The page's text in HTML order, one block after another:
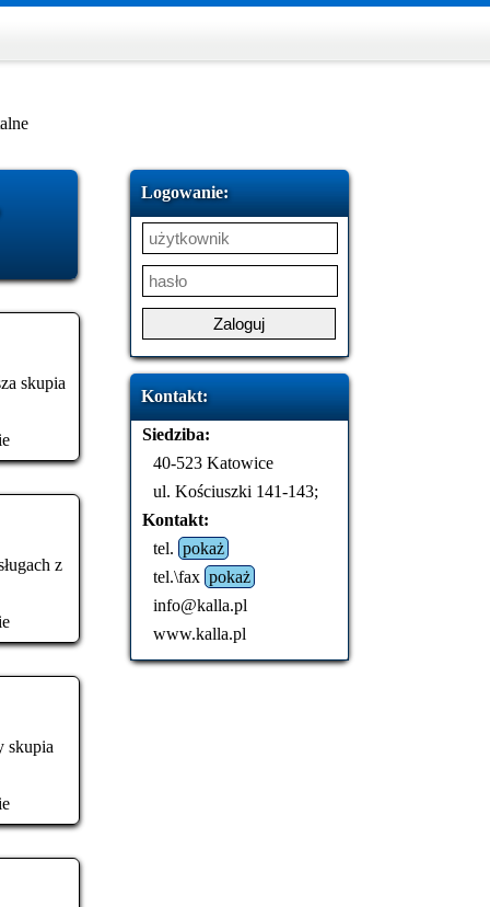
skupia
z
skupia
Logowanie:
Kontakt:
Siedziba:
40-523 Katowice
ul. Kościuszki 141-143;
Kontakt:
tel. pokaż
tel.\fax pokaż
info@kalla.pl
www.kalla.pl